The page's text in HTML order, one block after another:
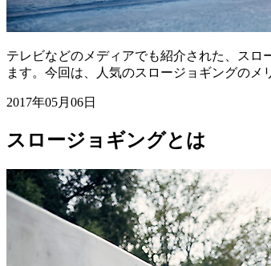
テレビなどのメディアでも紹介された、ス
ます。今回は、人気のスロージョギングのメ
2017年05月06日
スロージョギングとは